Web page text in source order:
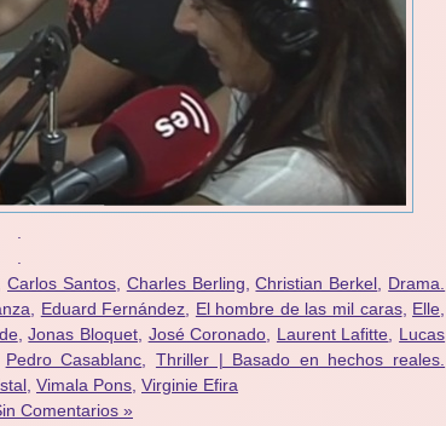
Carlos Santos, Charles Berling ,Christian Berkel
Drama.
Eduard Fernández El hombre de las mil caras, Elle
,Jonas Bloquet, José Coronado Laurent Lafitte
Lucas
Pedro Casablanc
Thriller | Basado en hechos reales.
Vimala Pons Virginie Efira
Comentarios »